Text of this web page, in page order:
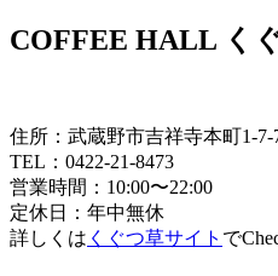
COFFEE HALL く
住所：武蔵野市吉祥寺本町1-
TEL：0422-21-8473
営業時間：10:00〜22:00
定休日：年中無休
詳しくは くぐつ草サイト で